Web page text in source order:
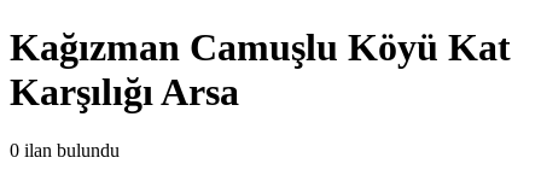
Kağızman Camuşlu Köyü Kat
Karşılığı Arsa
0 ilan bulundu